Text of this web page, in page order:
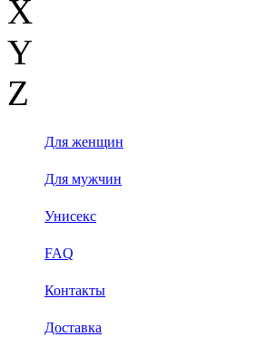
X
Y
Z
Для женщин
Для мужчин
Унисекс
FAQ
Контакты
Доставка